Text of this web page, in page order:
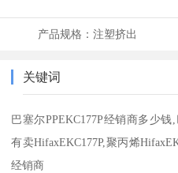
产品规格： 注塑挤出
关键词
巴塞尔PPEKC177P经销商多少
有卖HifaxEKC177P,聚丙烯
经销商